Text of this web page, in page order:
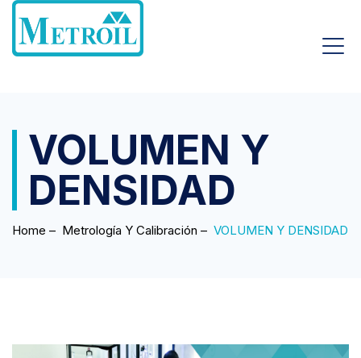
VOLUMEN Y
DENSIDAD
Home – Metrología Y Calibración – VOLUMEN Y DENSIDAD